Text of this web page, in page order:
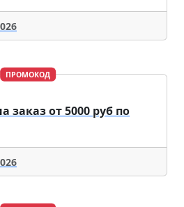
ПРОМОКОД
заказ от 5000 руб по